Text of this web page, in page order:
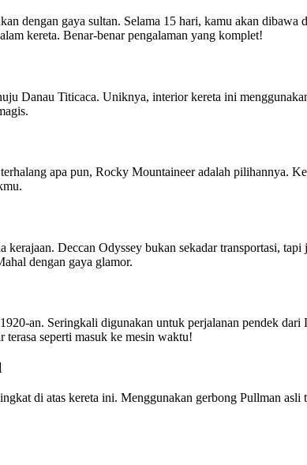
dengan gaya sultan. Selama 15 hari, kamu akan
kereta. Benar-benar pengalaman yang komplet!
Danau Titicaca. Uniknya, interior kereta ini
apa pun, Rocky Mountaineer adalah pilihannya.
Deccan Odyssey bukan sekadar transportasi,
dengan gaya glamor.
an. Seringkali digunakan untuk perjalanan pendek
terasa seperti masuk ke mesin waktu!
di atas kereta ini. Menggunakan gerbong Pullman